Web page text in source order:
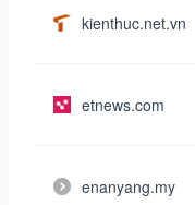
kienthuc.net.vn
etnews.com
enanyang.my